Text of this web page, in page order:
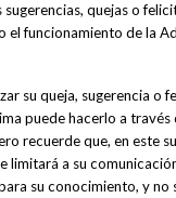
sugerencias, quejas o
el funcionamiento de la
su queja, sugerencia o
puede hacerlo a través
recuerde que, en este
limitará a su
su conocimiento, y no